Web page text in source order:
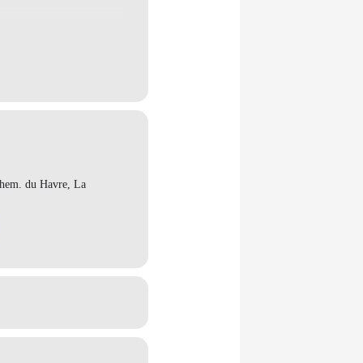
(Pointe-au-Pic) :
du Havre, La